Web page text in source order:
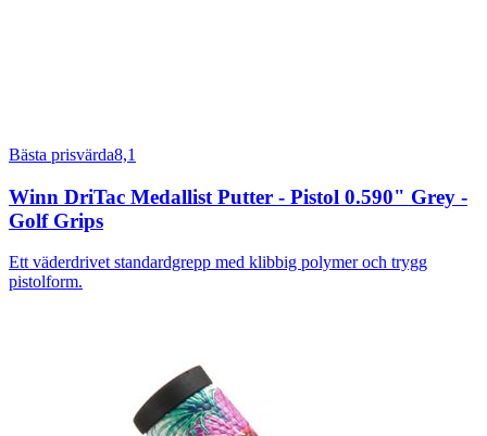
Bästa prisvärda8,1
Winn DriTac Medallist Putter - Pistol 0.590" Grey -
Golf Grips
Ett väderdrivet standardgrepp med klibbig polymer och trygg
pistolform.